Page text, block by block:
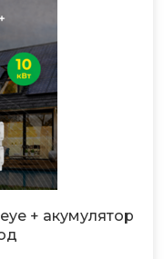
+ акумулятор